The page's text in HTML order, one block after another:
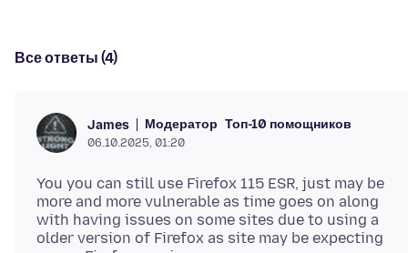
Все ответы (4)
James Модератор Топ-10 помощников
06.10.2025, 01:20
You you can still use Firefox 115 ESR, just may be
more and more vulnerable as time goes on along
with having issues on some sites due to using a
older version of Firefox as site may be expecting